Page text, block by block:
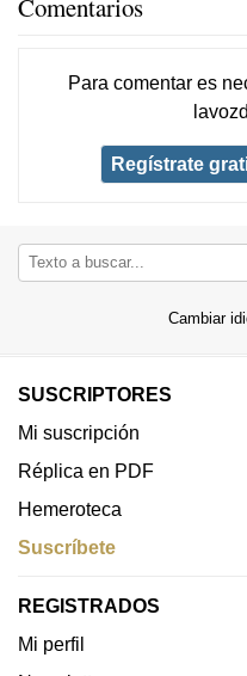
Para comentar es
Regístrate
Cambiar
SUSCRIPTORES
Mi suscripción
Réplica en PDF
Hemeroteca
Suscríbete
REGISTRADOS
Mi perfil